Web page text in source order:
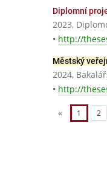
Diplomní
2023,
• http://
Městský
2024,
• http://
« 1 2